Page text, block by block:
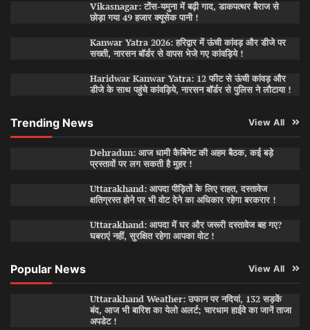
Vikasnagar: टोंस-यमुना में बढ़ी गाद, डाकपत्थर बैराज से
छोड़ा गया 49 हजार क्यूसेक पानी !
Kanwar Yatra 2026: हरिद्वार में ऊंची कांवड़ और डीजे पर
सख्ती, नारसन बॉर्डर से वापस भेजे गए कांवड़िये !
Haridwar Kanwar Yatra: 12 फीट से ऊंची कांवड़ और
डीजे के साथ पहुंचे कांवड़िये, नारसन बॉर्डर से पुलिस ने लौटाया !
Trending News View All
Dehradun: आज धामी कैबिनेट की अहम बैठक, कई बड़े
प्रस्तावों पर लग सकती है मुहर !
Uttarakhand: आपदा पीड़ितों के लिए राहत, दस्तावेज
क्षतिग्रस्त होने पर भी वोट देने का अधिकार रहेगा बरकरार !
Uttarakhand: आपदा में घर और जरूरी दस्तावेज बह गए?
घबराएं नहीं, सुरक्षित रहेगा आपका वोट !
Popular News View All
Uttarakhand Weather: उफान पर नदियां, 132 सड़कें
बंद, आज भी बारिश का येलो अलर्ट; चारधाम हाईवे का जानें ताजा
अपडेट !